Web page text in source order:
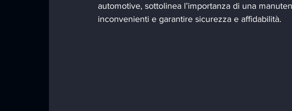
automotive, sottolinea l’importanza di una
inconvenienti e garantire sicurezza e affidabilità.